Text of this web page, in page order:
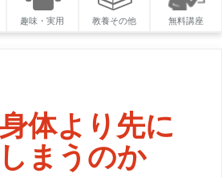
趣味・実用 教養その他 無料講座
体より先に
まうのか